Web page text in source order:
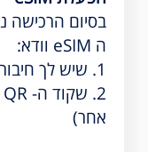
ה eSIM וודא:
1. שיש לך חיבור לאינטרנט
אחר)